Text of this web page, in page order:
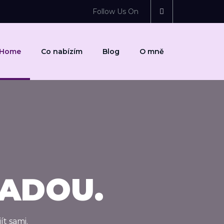
Follow Us On
Co nabízím Blog O mně
sami.